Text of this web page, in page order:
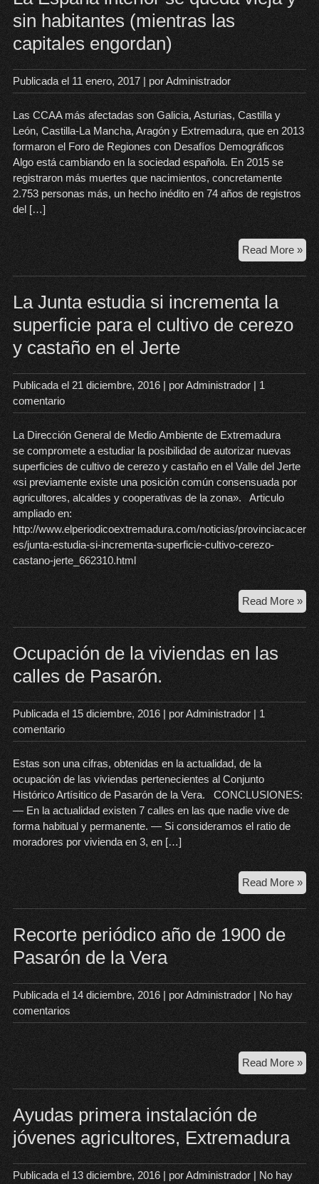
de
de
sin habitantes (mientras las
capitales engordan)
Publicada el 11 enero, 2017| porAdministrador
Las CCAA más afectadas son Galicia, Asturias, Castilla y
León, Castilla-La Mancha, Aragón y Extremadura, que en 2013
formaron el Foro de Regiones con Desafíos Demográficos
Algo está cambiando en la sociedad española. En 2015 se
registraron más muertes que nacimientos, concretamente
2.753 personas más, un hecho inédito en 74 años de registros
del […]
Read More »La
sin
las
La Junta estudia si incrementa la
superficie para el cultivo de cerezo
y castaño en el Jerte
Publicada el 21 diciembre, 2016| porAdministrador| 1
comentario
La Dirección General de Medio Ambiente de Extremadura
se compromete a estudiar la posibilidad de autorizar nuevas
superficies de cultivo de cerezo y castaño en el Valle del Jerte
«si previamente existe una posición común consensuada por
agricultores, alcaldes y cooperativas de la zona». Articulo
ampliado en:
http://www.elperiodicoextremadura.com/noticias/provinciacacer
es/junta-estudia-si-incrementa-superficie-cultivo-cerezo-
castano-jerte_662310.html
Read More »La
si
la
en
Ocupación de la viviendas en las
calles de Pasarón.
Publicada el 15 diciembre, 2016| porAdministrador| 1
comentario
Estas son una cifras, obtenidas en la actualidad, de la
ocupación de las viviendas pertenecientes al Conjunto
Histórico Artísitico de Pasarón de la Vera. CONCLUSIONES:
— En la actualidad existen 7 calles en las que nadie vive de
forma habitual y permanente. — Si consideramos el ratio de
moradores por vivienda en 3, en […]
Read More »
de
la
de
Recorte periódico año de 1900 de
Pasarón de la Vera
Publicada el 14 diciembre, 2016| porAdministrador| No hay
comentarios
Read More »
año
de
Ayudas primera instalación de
jóvenes agricultores, Extremadura
Publicada el 13 diciembre, 2016| porAdministrador| No hay